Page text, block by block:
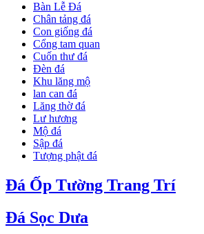
Bàn Lễ Đá
Chân tảng đá
Con giống đá
Cổng tam quan
Cuốn thư đá
Đèn đá
Khu lăng mộ
lan can đá
Lăng thờ đá
Lư hương
Mộ đá
Sập đá
Tượng phật đá
Đá Ốp Tường Trang Trí
Đá Sọc Dưa